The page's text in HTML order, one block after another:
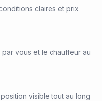
claires et prix
vous et le chauffeur au
visible tout au long